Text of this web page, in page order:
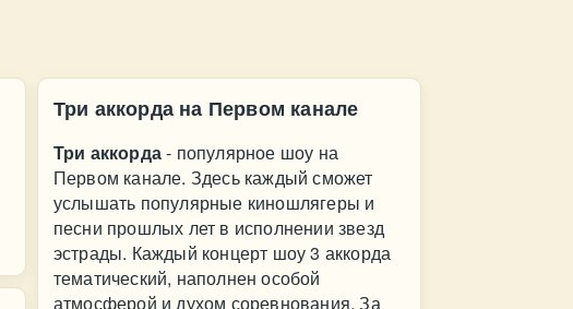
Три аккорда на Первом канале
Три аккорда- популярное шоу на
Первом канале. Здесь каждый сможет
услышать популярные киношлягеры и
песни прошлых лет в исполнении звезд
эстрады. Каждый концерт шоу 3 аккорда
тематический, наполнен особой
атмосферой и духом соревнования. За